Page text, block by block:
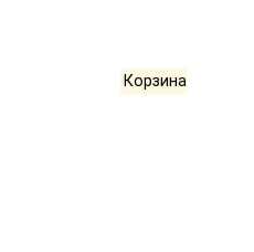
Корзина